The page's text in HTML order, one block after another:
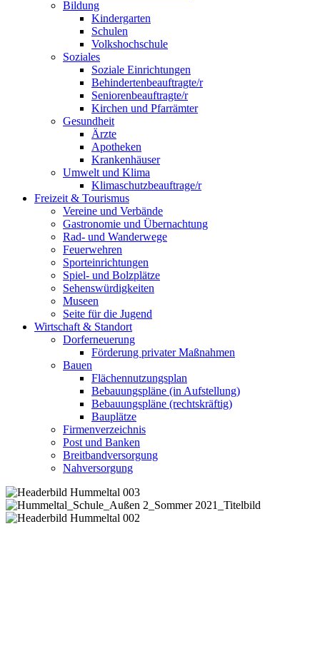
Bildung
Kindergarten
Schulen
Volkshochschule
Soziales
Soziale Einrichtungen
Behindertenbeauftragte/r
Seniorenbeauftragte/r
Kirchen und Pfarrämter
Gesundheit
Ärzte
Apotheken
Krankenhäuser
Umwelt und Klima
Klimaschutzbeauftrage/r
Freizeit & Tourismus
Vereine und Verbände
Gastronomie und Übernachtung
Rad- und Wanderwege
Feuerwehren
Sporteinrichtungen
Spiel- und Bolzplätze
Sehenswürdigkeiten
Museen
Seite für die Jugend
Wirtschaft & Standort
Dorferneuerung
Förderung privater Maßnahmen
Bauen
Flächennutzungsplan
Bebauungspläne (in Aufstellung)
Bebauungspläne (rechtskräftig)
Bauplätze
Firmenverzeichnis
Post und Banken
Breitbandversorgung
Nahversorgung